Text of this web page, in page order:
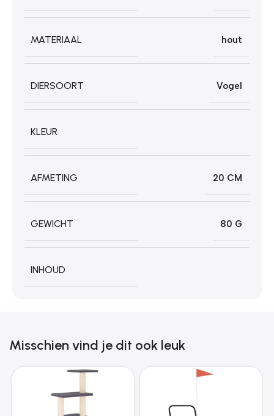
MATERIAAL hout
DIERSOORT Vogel
KLEUR
AFMETING 20 CM
GEWICHT 80 G
INHOUD
Misschien vind je dit ook leuk